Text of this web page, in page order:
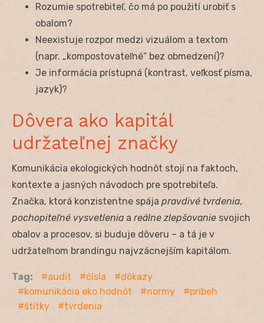
Rozumie spotrebiteľ, čo má po použití urobiť s
obalom?
Neexistuje rozpor medzi vizuálom a textom
(napr. „kompostovateľné“ bez obmedzení)?
Je informácia prístupná (kontrast, veľkosť písma,
jazyk)?
Dôvera ako kapitál
udržateľnej značky
Komunikácia ekologických hodnôt stojí na faktoch,
kontexte a jasných návodoch pre spotrebiteľa.
Značka, ktorá konzistentne spája pravdivé tvrdenia,
pochopiteľné vysvetlenia a reálne zlepšovanie svojich
obalov a procesov, si buduje dôveru – a tá je v
udržateľnom brandingu najvzácnejším kapitálom.
Tag: audit čísla
dôkazy
komunikácia eko hodnôt
normy
príbeh
štítky
tvrdenia